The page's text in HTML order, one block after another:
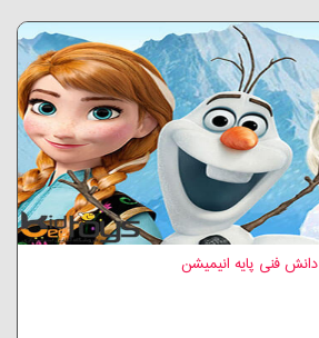
دانش فنی پایه انیمیشن